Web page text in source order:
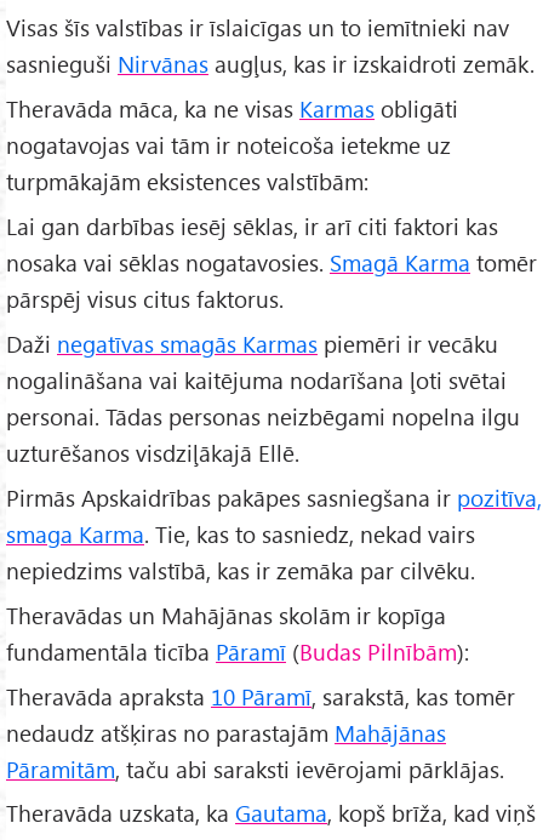
Visas šīs valstības ir īslaicīgas un to iemītnieki nav
sasnieguši Nirvānas augļus, kas ir izskaidroti zemāk.
Theravāda māca, ka ne visas Karmas obligāti
nogatavojas vai tām ir noteicoša ietekme uz
turpmākajām eksistences valstībām:
Lai gan darbības iesēj sēklas, ir arī citi faktori kas
nosaka vai sēklas nogatavosies. Smagā Karma tomēr
pārspēj visus citus faktorus.
Daži negatīvas smagās Karmas piemēri ir vecāku
nogalināšana vai kaitējuma nodarīšana ļoti svētai
personai. Tādas personas neizbēgami nopelna ilgu
uzturēšanos visdziļākajā Ellē.
Pirmās Apskaidrības pakāpes sasniegšana ir pozitīva,
smaga Karma. Tie, kas to sasniedz, nekad vairs
nepiedzims valstībā, kas ir zemāka par cilvēku.
Theravādas un Mahājānas skolām ir kopīga
fundamentāla ticība Pāramī (Budas Pilnībām):
Theravāda apraksta 10 Pāramī, sarakstā, kas tomēr
nedaudz atšķiras no parastajām Mahājānas
Pāramitām, taču abi saraksti ievērojami pārklājas.
Theravāda uzskata, ka Gautama, kopš brīža, kad viņš